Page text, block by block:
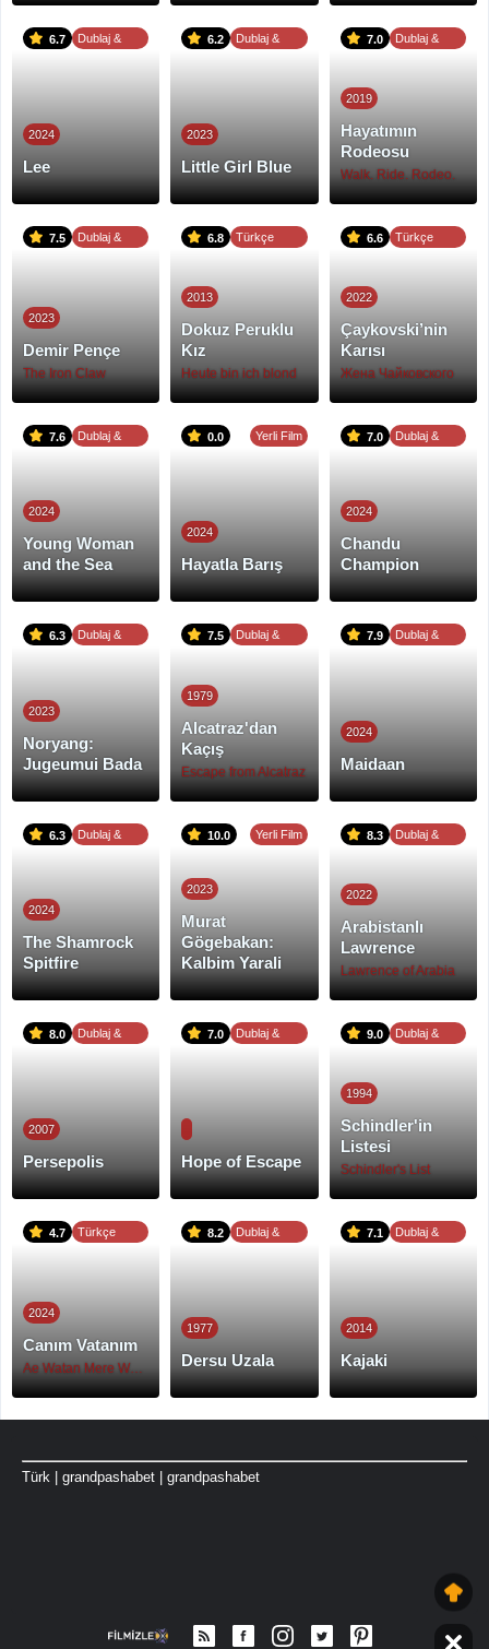
6.7
Dublaj &
2024
Lee
6.2
Dublaj &
2023
Little Girl Blue
7.0
Dublaj &
2019
Hayatımın
Rodeosu
Walk. Ride. Rodeo.
7.5
Dublaj &
2023
Demir Pençe
The Iron Claw
6.8
Türkçe
2013
Dokuz Peruklu
Kız
Heute bin ich blond
6.6
Türkçe
2022
Çaykovski’nin
Karısı
Жена Чайковского
7.6
Dublaj &
2024
Young Woman
and the Sea
0.0 Yerli Film
2024
Hayatla Barış
7.0
Dublaj &
2024
Chandu
Champion
6.3
Dublaj &
2023
Noryang:
Jugeumui Bada
7.5
Dublaj &
1979
Alcatraz'dan
Kaçış
Escape from Alcatraz
7.9
Dublaj &
2024
Maidaan
6.3
Dublaj &
2024
The Shamrock
Spitfire
10.0 Yerli Film
2023
Murat
Gögebakan:
Kalbim Yarali
8.3
Dublaj &
2022
Arabistanlı
Lawrence
Lawrence of Arabia
8.0
Dublaj &
2007
Persepolis
7.0
Dublaj &
Hope of Escape
9.0
Dublaj &
1994
Schindler'in
Listesi
Schindler's List
4.7
Türkçe
2024
Canım Vatanım
Ae Watan Mere Watan
8.2
Dublaj &
1977
Dersu Uzala
7.1
Dublaj &
2014
Kajaki
Türk grandpashabet grandpashabet